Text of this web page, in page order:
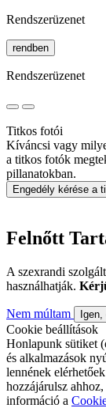
Rendszerüzenet
rendben
Rendszerüzenet
Titkos fotói
Kíváncsi vagy
a titkos fotók
pillanatokban.
Engedély kérése a
Felnőtt
A szexrandi
használhatják.
Nem múltam
Cookie beállítások
Honlapunk sütiket
és alkalmazások
lennének
hozzájárulsz
információ a